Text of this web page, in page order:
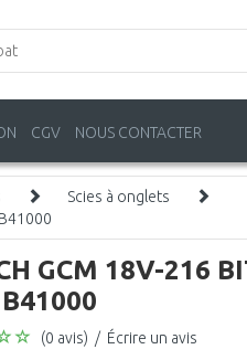
CGV NOUS CONTACTER
Scies à onglets
GCM 18V-216
(0 avis) / Écrire un avis